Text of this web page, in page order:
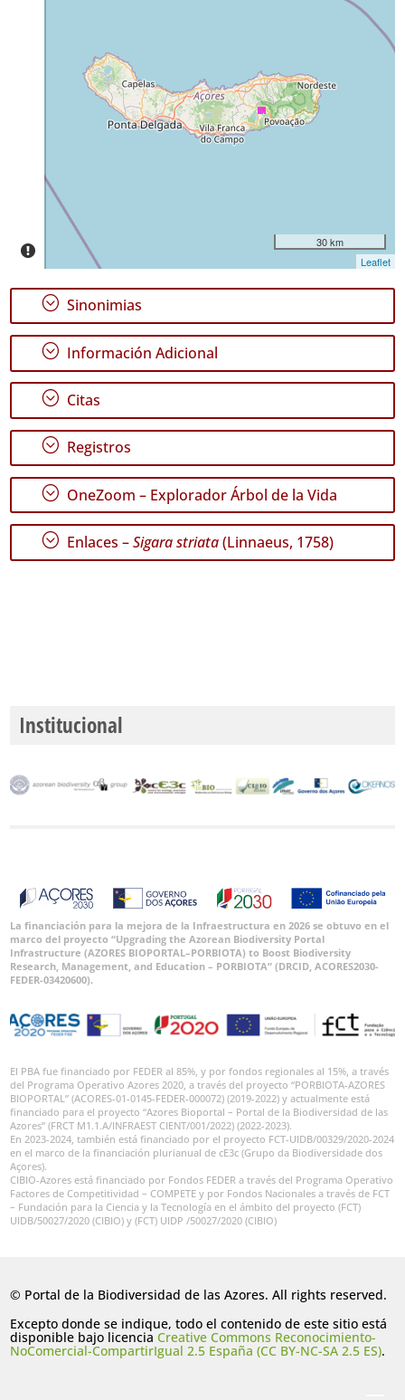
Nivel
Precisión
Rango
de
Fechas
GBIF -
Ocurrencias
🔗 GBIF
🔗 GBIF
World
30 km
Leaflet
; Sinonimias
; Información Adicional
; Citas
; Registros
; OneZoom – Explorador Árbol de la Vida
; Enlaces –Sigara striata(Linnaeus, 1758)
Institucional
La financiación para la mejora de la Infraestructura en 2026 se obtuvo en el
marco del proyecto “Upgrading the Azorean Biodiversity Portal
Infrastructure (AZORES BIOPORTAL–PORBIOTA) to Boost Biodiversity
Research, Management, and Education – PORBIOTA” (DRCID, ACORES2030-
FEDER-03420600).
El PBA fue financiado por FEDER al 85%, y por fondos regionales al 15%, a través
del Programa Operativo Azores 2020, a través del proyecto “PORBIOTA-AZORES
BIOPORTAL” (ACORES-01-0145-FEDER-000072) (2019-2022) y actualmente está
financiado para el proyecto “Azores Bioportal – Portal de la Biodiversidad de las
Azores” (FRCT M1.1.A/INFRAEST CIENT/001/2022) (2022-2023).
En 2023-2024, también está financiado por el proyecto FCT-UIDB/00329/2020-2024
en el marco de la financiación plurianual de cE3c (Grupo da Biodiversidade dos
Açores).
CIBIO-Azores está financiado por Fondos FEDER a través del Programa Operativo
Factores de Competitividad – COMPETE y por Fondos Nacionales a través de FCT
– Fundación para la Ciencia y la Tecnología en el ámbito del proyecto (FCT)
UIDB/50027/2020 (CIBIO) y (FCT) UIDP /50027/2020 (CIBIO)
© Portal de la Biodiversidad de las Azores. All rights reserved.
Excepto donde se indique, todo el contenido de este sitio está
disponible bajo licenciaCreative Commons Reconocimiento-
NoComercial-CompartirIgual 2.5 España (CC BY-NC-SA 2.5 ES).